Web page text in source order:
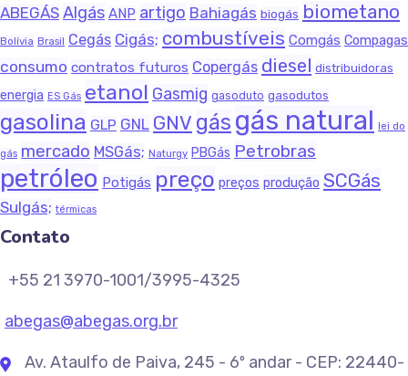
ABEGÁS Algás ANP artigo Bahiagás biogás biometano
Bolívia Brasil Cegás Cigás; combustíveis Comgás Compagas
consumo contratos futuros Copergás diesel distribuidoras
energia ES Gás etanol Gasmig gasoduto gasodutos
gasolina GLP GNL GNV gás gás natural lei do
gás mercado MSGás; Naturgy PBGás Petrobras
petróleo Potigás preço preços produção SCGás
Sulgás; térmicas
Contato
+55 21 3970-1001/3995-4325
abegas@abegas.org.br
Av. Ataulfo de Paiva, 245 - 6º andar - CEP: 22440-